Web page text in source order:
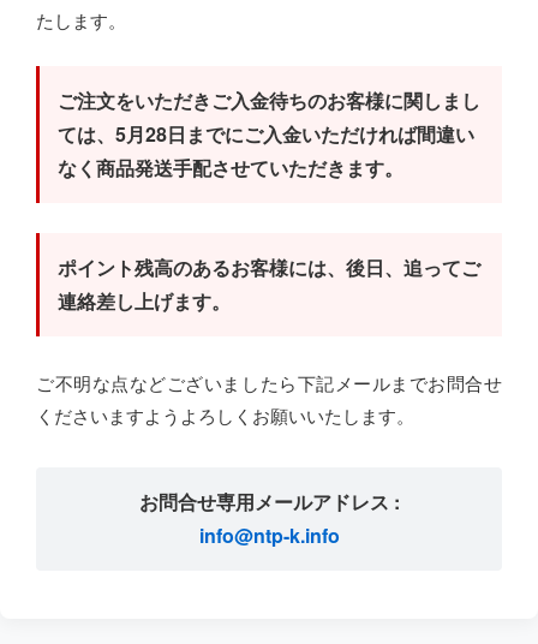
たします。
ご注文をいただきご入金待ちのお客様に関しまし
ては、5月28日までにご入金いただければ間違い
なく商品発送手配させていただきます。
ポイント残高のあるお客様には、後日、追ってご
連絡差し上げます。
ご不明な点などございましたら下記メールまでお問合せ
くださいますようよろしくお願いいたします。
お問合せ専用メールアドレス :
info@ntp-k.info